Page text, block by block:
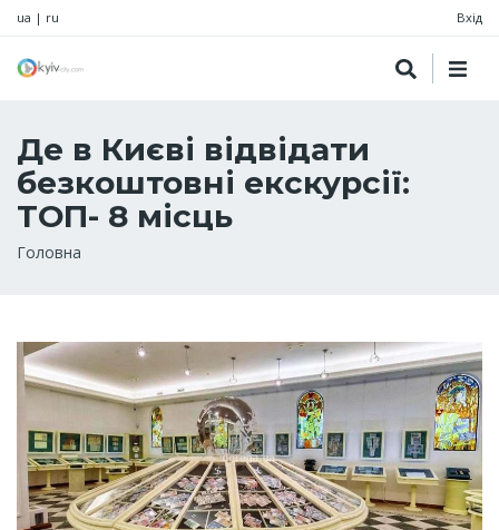
ua | ru Вхід
Де в Києві відвідати
безкоштовні екскурсії:
ТОП- 8 місць
Рядок
Головна